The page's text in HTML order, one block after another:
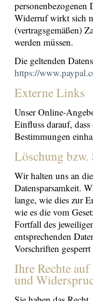
personenbezogenen
Widerruf wirkt sich
(vertragsgemäßen)
werden müssen.
Die geltenden
https://
Externe Links
Unser Online-
Einfluss darauf,
Bestimmungen
Löschung
Wir halten uns an
Datensparsamkeit.
lange, wie dies zur
wie es die vom
Fortfall des
entsprechenden
Vorschriften
Ihre Rechte
und